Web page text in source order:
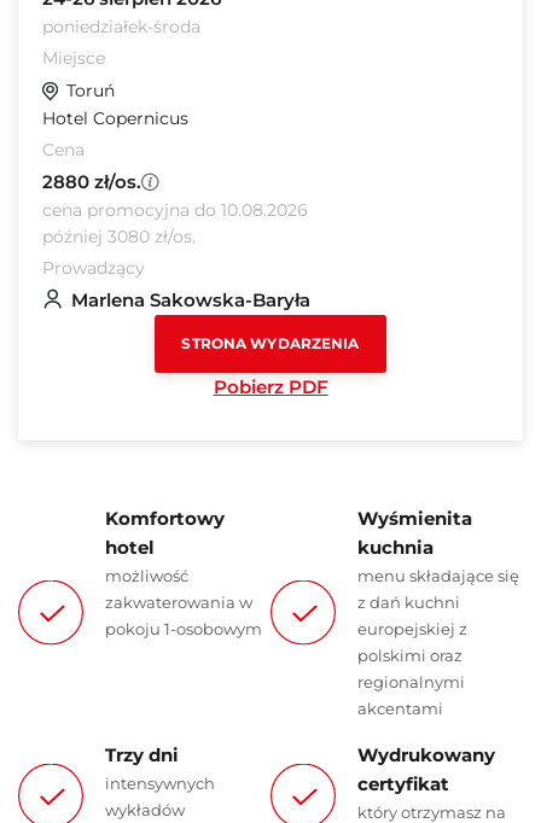
poniedziałek-środa
Miejsce
Toruń
Hotel Copernicus
Cena
2880 zł/os.
cena promocyjna do 10.08.2026
później 3080 zł/os.
Prowadzący
Marlena Sakowska-Baryła
STRONA WYDARZENIA
Pobierz PDF
Komfortowy
hotel
możliwość
zakwaterowania w
pokoju 1-osobowym
Wyśmienita
kuchnia
menu składające się
z dań kuchni
europejskiej z
polskimi oraz
regionalnymi
akcentami
Trzy dni
intensywnych
wykładów
Wydrukowany
certyfikat
który otrzymasz na